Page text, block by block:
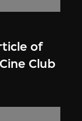
of
Club